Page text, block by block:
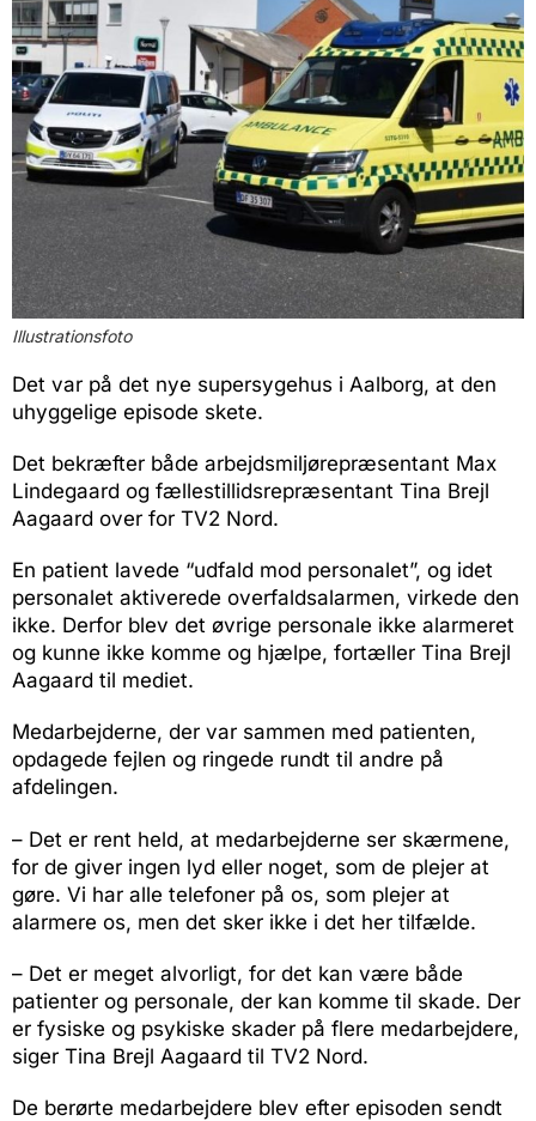
Illustrationsfoto
Det var på det nye supersygehus i Aalborg, at den
uhyggelige episode skete.
Det bekræfter både arbejdsmiljørepræsentant Max
Lindegaard og fællestillidsrepræsentant Tina Brejl
Aagaard over for TV2 Nord.
En patient lavede “udfald mod personalet”, og idet
personalet aktiverede overfaldsalarmen, virkede den
ikke. Derfor blev det øvrige personale ikke alarmeret
og kunne ikke komme og hjælpe, fortæller Tina Brejl
Aagaard til mediet.
Medarbejderne, der var sammen med patienten,
opdagede fejlen og ringede rundt til andre på
afdelingen.
– Det er rent held, at medarbejderne ser skærmene,
for de giver ingen lyd eller noget, som de plejer at
gøre. Vi har alle telefoner på os, som plejer at
alarmere os, men det sker ikke i det her tilfælde.
– Det er meget alvorligt, for det kan være både
patienter og personale, der kan komme til skade. Der
er fysiske og psykiske skader på flere medarbejdere,
siger Tina Brejl Aagaard til TV2 Nord.
De berørte medarbejdere blev efter episoden sendt